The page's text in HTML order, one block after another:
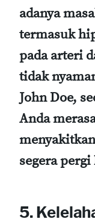
adanya
termasuk
pada arteri
tidak
John Doe,
Anda
segera
5.